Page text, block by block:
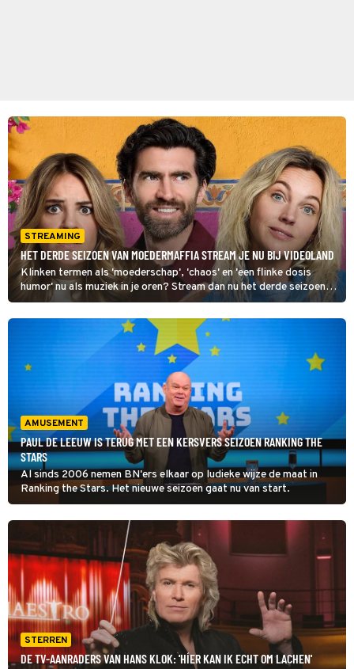
STREAMING
HET DERDE SEIZOEN VAN MOEDERMAFFIA STREAM JE NU BIJ VIDEOLAND
Klinken termen als 'moederschap', 'chaos' en 'een flinke dosis
humor' nu als muziek in je oren? Stream dan nu het derde seizoen
van Moedermaffia bij Videoland.
AMUSEMENT
PAUL DE LEEUW IS TERUG MET EEN KERSVERS SEIZOEN RANKING THE
STARS
Al sinds 2006 nemen BN'ers elkaar op ludieke wijze de maat in
Ranking the Stars. Het nieuwe seizoen gaat nu van start.
STERREN
DE TV-AANRADERS VAN HANS KLOK: 'HÍER KAN IK ECHT OM LACHEN'